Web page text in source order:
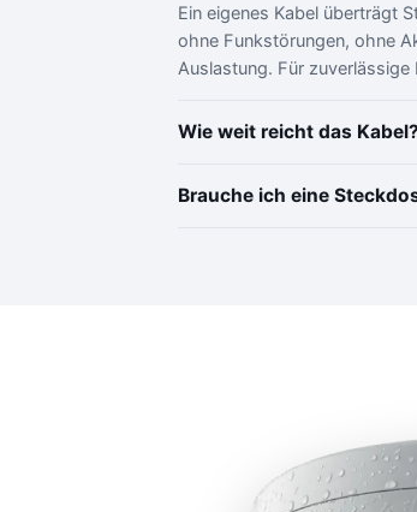
Ein eigenes Kabel überträgt
ohne Funkstörungen, ohne
Auslastung. Für
Wie weit reicht das Kabel?
Brauche ich eine